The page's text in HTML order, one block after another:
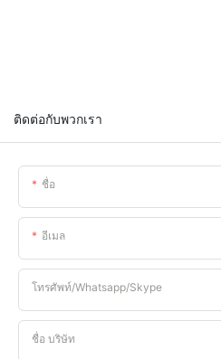
ติดต่อกับพวกเรา
ชื่อ
อีเมล
โทรศัพท์/whatsapp/skype
ชื่อ บริษัท